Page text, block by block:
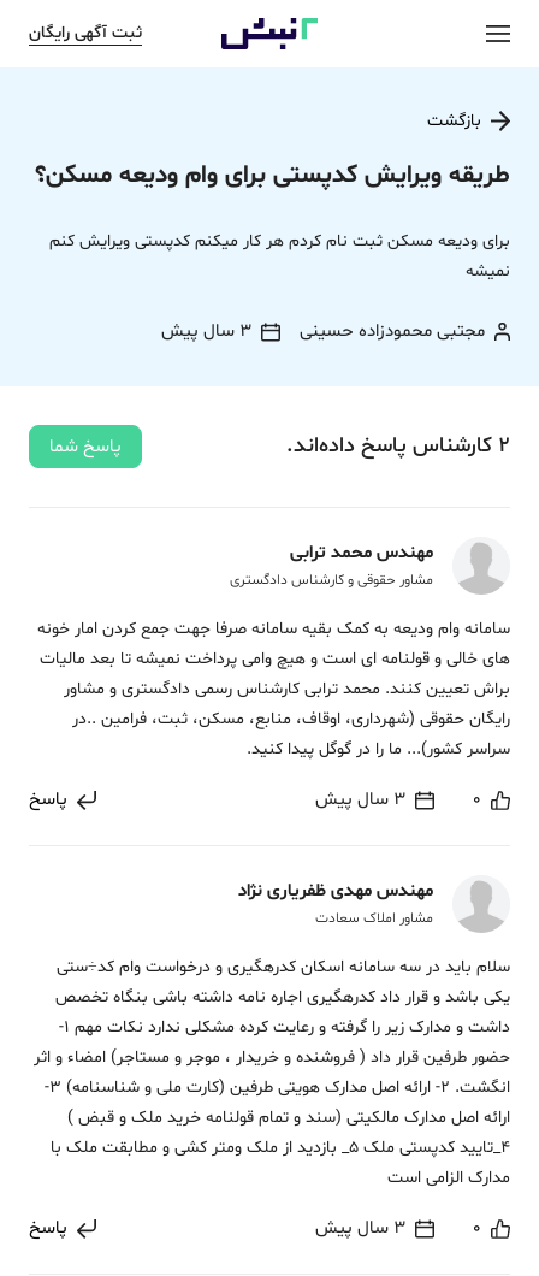
ثبت آگهی رایگان
بازگشت
طریقه ویرایش کدپستی برای وام ودیعه مسکن؟
برای ودیعه مسکن ثبت نام کردم هر کار میکنم کدپستی ویرایش کنم
نمیشه
مجتبی محمودزاده حسینی 3 سال پیش
2 کارشناس پاسخ داده‌اند. پاسخ شما
مهندس محمد ترابی
مشاور حقوقی و کارشناس دادگستری
سامانه وام ودیعه به کمک بقیه سامانه صرفا جهت جمع کردن امار خونه
های خالی و قولنامه ای است و هیچ وامی پرداخت نمیشه تا بعد مالیات
براش تعیین کنند. محمد ترابی کارشناس رسمی دادگستری و مشاور
رایگان حقوقی (شهرداری، اوقاف، منابع، مسکن، ثبت، فرامین ..در
سراسر کشور)... ما را در گوگل پیدا کنید.
0 3 سال پیش پاسخ
مهندس مهدی ظفریاری نژاد
مشاور املاک سعادت
سلام باید در سه سامانه اسکان کدرهگیری و درخواست وام کد÷ستی
یکی باشد و قرار داد کدرهگیری اجاره نامه داشته باشی بنگاه تخصص
داشت و مدارک زیر را گرفته و رعایت کرده مشکلی ندارد نکات مهم 1-
حضور طرفین قرار داد ( فروشنده و خریدار ، موجر و مستاجر) امضاء و اثر
انگشت. 2- ارائه اصل مدارک هویتی طرفین (کارت ملی و شناسنامه) 3-
ارائه اصل مدارک مالکیتی (سند و تمام قولنامه خرید ملک و قبض )
4_تایید کدپستی ملک 5_ بازدید از ملک ومتر کشی و مطابقت ملک با
مدارک الزامی است
0 3 سال پیش پاسخ